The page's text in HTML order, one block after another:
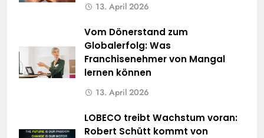
13. April 2026
Vom Dönerstand zum
Globalerfolg: Was
Franchisenehmer von Mangal
lernen können
13. April 2026
LOBECO treibt Wachstum voran:
Robert Schütt kommt von